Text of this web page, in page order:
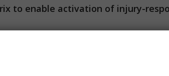
to enable activation of injury-